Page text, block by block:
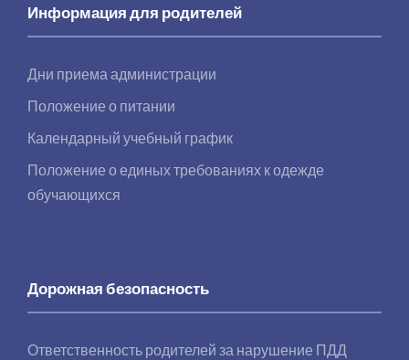
Информация для родителей
Дни приема администрации
Положение о питании
Календарный учебный график
Положение о единых требованиях к одежде
обучающихся
Дорожная безопасность
Ответственность родителей за нарушение ПДД